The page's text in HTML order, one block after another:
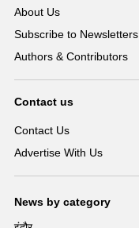
About Us
Subscribe to Newsletters
Authors & Contributors
Contact us
Contact Us
Advertise With Us
News by category